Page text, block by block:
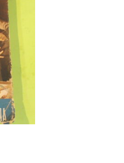
Aggiungi
alla lista
dei
desideri